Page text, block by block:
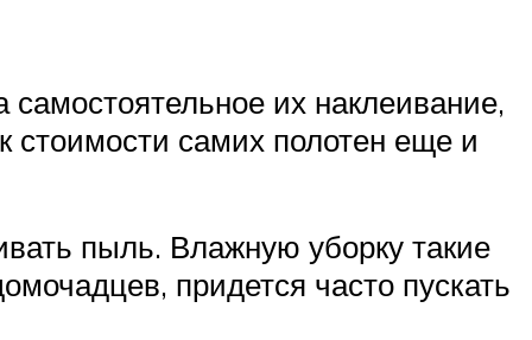
их наклеивание,
стоимости самих полотен еще и
пыль. Влажную уборку такие
придется часто пускать